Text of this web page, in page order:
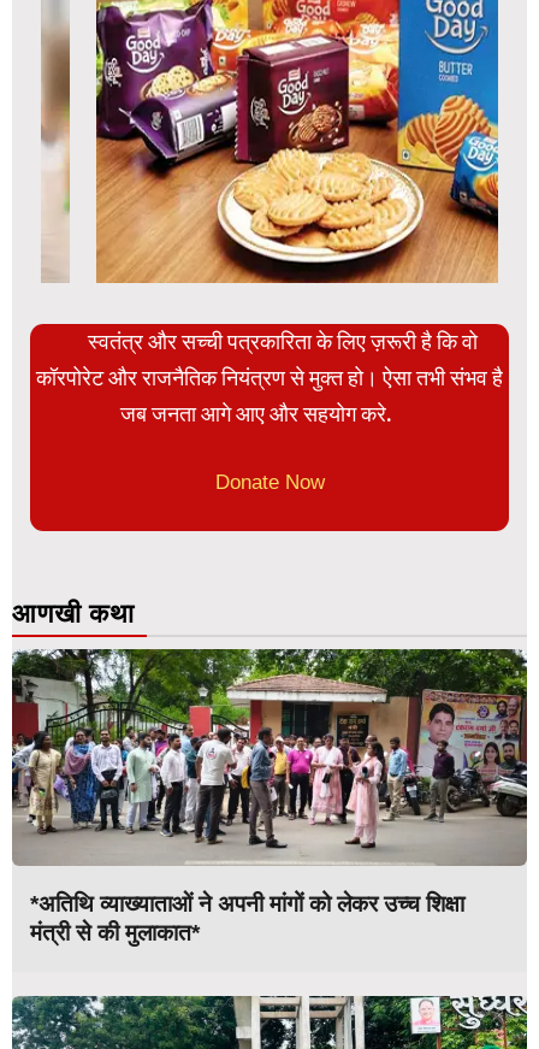
स्वतंत्र और सच्ची पत्रकारिता के लिए ज़रूरी है कि वो
कॉरपोरेट और राजनैतिक नियंत्रण से मुक्त हो। ऐसा तभी संभव है
जब जनता आगे आए और सहयोग करे.
Donate Now
आणखी कथा
*अतिथि व्याख्याताओं ने अपनी मांगों को लेकर उच्च शिक्षा
मंत्री से की मुलाकात*